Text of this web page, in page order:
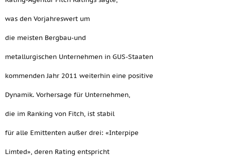
was den Vorjahreswert um
die meisten Bergbau-und
metallurgischen Unternehmen in GUS-Staaten
kommenden Jahr 2011 weiterhin eine positive
Dynamik. Vorhersage für Unternehmen,
die im Ranking von Fitch, ist stabil
für alle Emittenten außer drei: «Interpipe
Limted», deren Rating entspricht